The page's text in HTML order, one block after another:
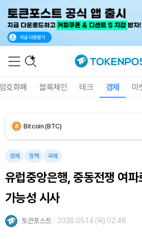
호화폐 블록체인 테크 경제 마
Bitcoin (BTC)
Ethereum (ETH)
Tether USDt (USDT)
BNB (BNB)
경제 정책 국제
유럽중앙은행, 중동전쟁 여
가능성 시사
토큰포스트 2026.05.14 (목) 02:48